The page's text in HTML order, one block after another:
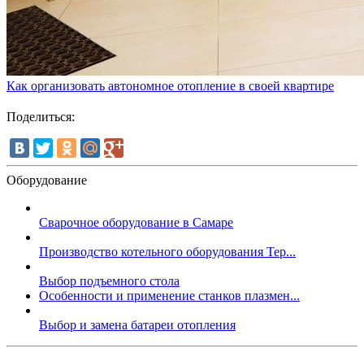
Как организовать автономное отопление в своей квартире
Поделиться:
Оборудование
Сварочное оборудование в Самаре
Производство котельного оборудования Тер...
Выбор подъемного стола
Особенности и применение станков плазмен...
Выбор и замена батареи отопления